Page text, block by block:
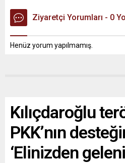
Ziyaretçi Yorumları - 0
Henüz yorum yapılmamış.
Kılıçdaroğlu
PKK’nın
‘Elinizden geleni